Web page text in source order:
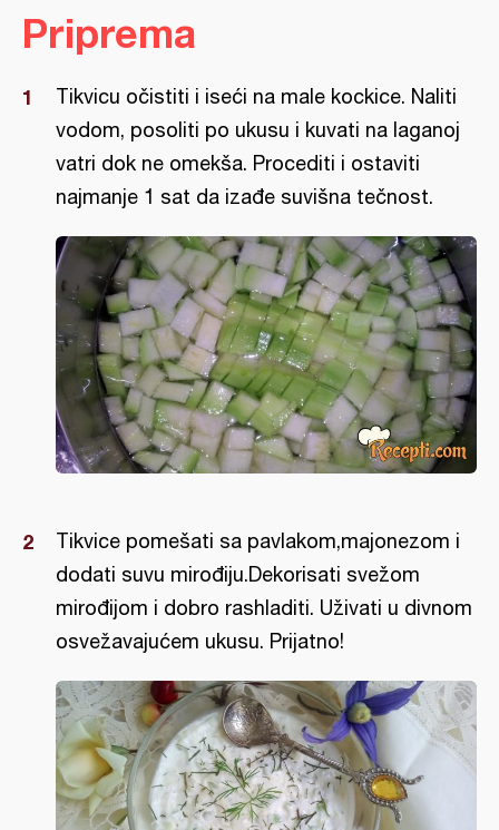
Priprema
Tikvicu očistiti i iseći na male kockice. Naliti
vodom, posoliti po ukusu i kuvati na laganoj
vatri dok ne omekša. Procediti i ostaviti
najmanje 1 sat da izađe suvišna tečnost.
Tikvice pomešati sa pavlakom,majonezom i
dodati suvu mirođiju.Dekorisati svežom
mirođijom i dobro rashladiti. Uživati u divnom
osvežavajućem ukusu. Prijatno!